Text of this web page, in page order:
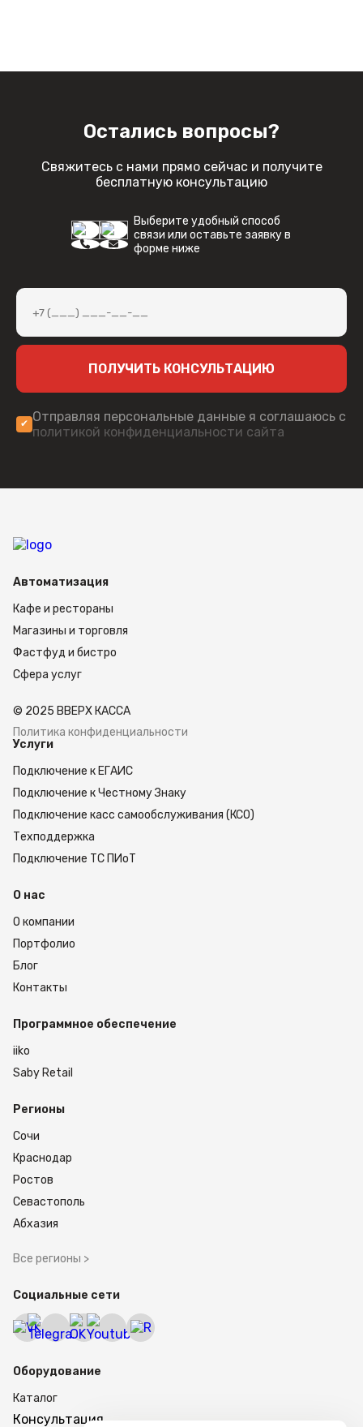
Остались вопросы?
Свяжитесь с нами прямо сейчас и получите
бесплатную консультацию
Выберите удобный способ
связи или оставьте заявку в
форме ниже
ПОЛУЧИТЬ КОНСУЛЬТАЦИЮ
Отправляя персональные данные я соглашаюсь с
политикой конфиденциальности сайта
Автоматизация
Кафе и рестораны
Магазины и торговля
Фастфуд и бистро
Сфера услуг
© 2025 ВВЕРХ КАССА
Политика конфиденциальности
Услуги
Подключение к ЕГАИС
Подключение к Честному Знаку
Подключение касс самообслуживания (КСО)
Техподдержка
Подключение ТС ПИоТ
О нас
О компании
Портфолио
Блог
Контакты
Программное обеспечение
iiko
Saby Retail
Регионы
Сочи
Краснодар
Ростов
Севастополь
Абхазия
Все регионы >
Социальные сети
Оборудование
Каталог
Консультация